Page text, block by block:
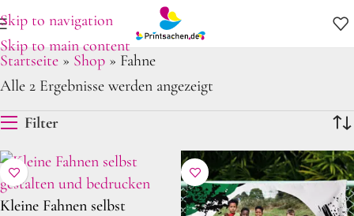
Skip to navigation
Skip to main content
Startseite » Shop » Fahne
Alle 2 Ergebnisse werden angezeigt
Filter
Kleine Fahnen selbst